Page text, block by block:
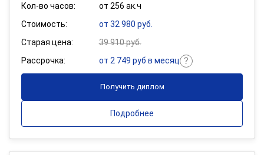
Кол-во часов:
от 256 ак.ч
Стоимость:
от 32 980 руб.
Старая цена:
39 910 руб.
Рассрочка:
от 2 749 руб в месяц
Получить диплом
Подробнее